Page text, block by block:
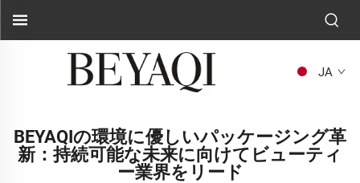
JA
BEYAQIの環境に優しいパッケージング革
新：持続可能な未来に向けてビューティ
ー業界をリード